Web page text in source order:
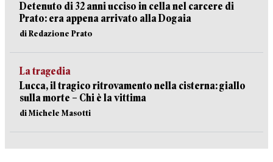
Detenuto di 32 anni ucciso in cella nel carcere di
Prato: era appena arrivato alla Dogaia
di Redazione Prato
La tragedia
Lucca, il tragico ritrovamento nella cisterna: giallo
sulla morte – Chi è la vittima
di Michele Masotti